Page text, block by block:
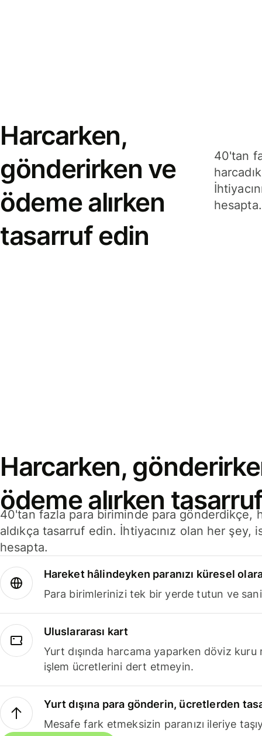
Harcarken,
gönderirken ve
ödeme alırken
tasarruf edin
40'tan
hesapta.
Harcarken,
ödeme alırken
40'tan fazla para biriminde para gönderdikçe,
aldıkça tasarruf edin. İhtiyacınız olan her
hesapta.
Hareket hâlindeyken paranızı küresel
Para birimlerinizi tek bir yerde tutun ve
Uluslararası kart
Yurt dışında harcama yaparken döviz kuru
işlem ücretlerini dert etmeyin.
Yurt dışına para gönderin, ücretlerden
Mesafe fark etmeksizin paranızı ileriye